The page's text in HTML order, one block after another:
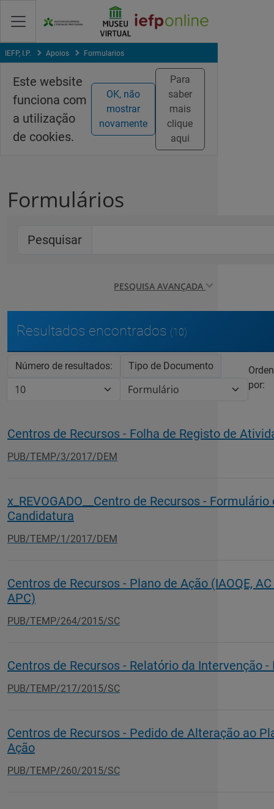
para
conteúdo
IEFP, I.P. Apoios Formularios
Este website
funciona com
a utilização
de cookies.
OK, não
mostrar
novamente
Para
saber
mais
clique
aqui
Formulários
Pesquisar
PESQUISA AVANÇADA
Resultados encontrados (10)
Número de resultados: Tipo de Documento
por:
Centros de Recursos - Folha de Registo de
PUB/TEMP/3/2017/DEM
x_REVOGADO__Centro de Recursos - Formulário
Candidatura
PUB/TEMP/1/2017/DEM
Centros de Recursos - Plano de Ação (IAOQE,
APC)
PUB/TEMP/264/2015/SC
Centros de Recursos - Relatório da Intervenção -
PUB/TEMP/217/2015/SC
Centros de Recursos - Pedido de Alteração ao
Ação
PUB/TEMP/260/2015/SC